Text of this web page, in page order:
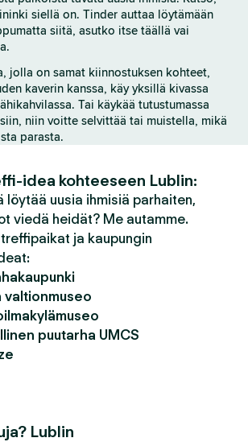
o
i
s
s
i
v
u
siellä on. Tinder auttaa löytämään
siitä, asutko itse täällä vai
jolla on samat kiinnostuksen kohteet,
kaverin kanssa, käy yksillä kivassa
Tai käykää tutustumassa
niin voitte selvittää tai muistella, mikä
parasta.
idea kohteeseen Lublin:
löytää uusia ihmisiä parhaiten,
viedä heidät? Me autamme.
ja kaupungin
valtionmuseo
puutarha UMCS
Lublin